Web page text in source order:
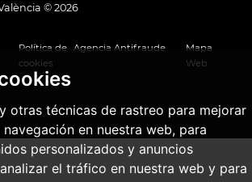
otras técnicas de rastreo para mejorar
en nuestra web, para
personalizados y anuncios
el tráfico en nuestra web y para
© 2026
Política de
cookies
Agencia Antifraude
Mapa
Web